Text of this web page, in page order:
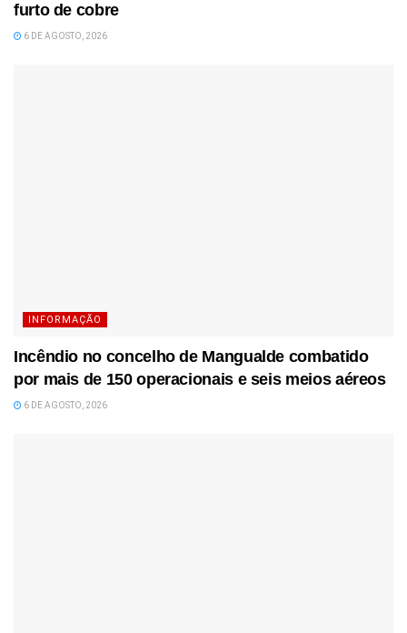
furto de cobre
6 DE AGOSTO, 2026
INFORMAÇÃO
Incêndio no concelho de Mangualde combatido
por mais de 150 operacionais e seis meios aéreos
6 DE AGOSTO, 2026